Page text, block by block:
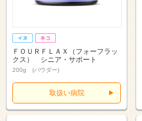
ＦＯＵＲＦＬＡＸ（フォーフラッ
クス） シニア・サポート
200g (パウダー)
取扱い病院